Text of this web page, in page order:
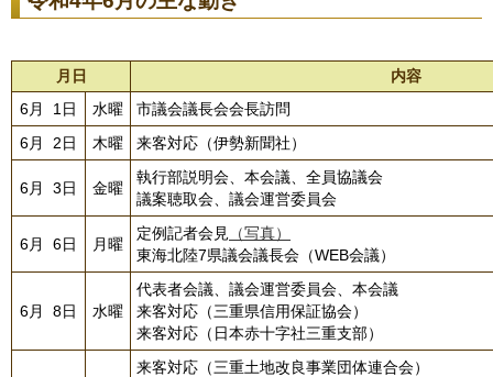
月日
内容
6月 1日
水曜
市議会議長会会長訪問
6月 2日
木曜 来客対応（伊勢新聞社）
6月 3日 金曜
執行部説明会、本会議、全員協議会
議案聴取会、議会運営委員会
6月 6日 月曜
定例記者会見 （写真）
東海北陸7県議会議長会（WEB会議）
6月 8日 水曜
代表者会議、議会運営委員会、本会議
来客対応（三重県信用保証協会）
来客対応（日本赤十字社三重支部）
来客対応（三重土地改良事業団体連合会）